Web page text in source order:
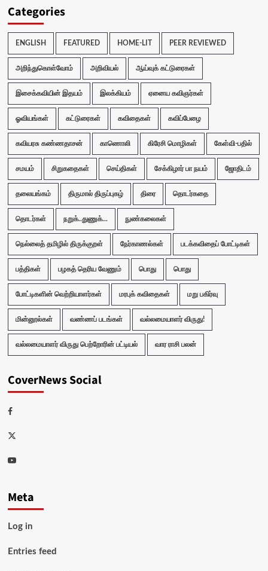
Categories
ENGLISH FEATURED HOME-LIT PEER REVIEWED
அறிந்துகொள்வோம் அறிவியல் ஆய்வுக் கட்டுரைகள்
இசைக்கவியின் இதயம் இலக்கியம் ஏனைய கவிஞர்கள்
ஓவியங்கள் கட்டுரைகள் கவிதைகள் கவிப்பேழை
கவியரசு கண்ணதாசன் காணொலி கிரேசி மொழிகள் கேள்வி-பதில்
சமயம் சிறுகதைகள் செய்திகள் சேக்கிழார் பா நயம் ஜோதிடம்
தலையங்கம் திருமால் திருப்புகழ் திரை தொடர்கதை
தொடர்கள் நறுக்..துணுக்... நுண்கலைகள்
நெல்லைத் தமிழில் திருக்குறள் நேர்காணல்கள் படக்கவிதைப் போட்டிகள்
பத்திகள் பழகத் தெரிய வேணும் பொது பொது
போட்டிகளின் வெற்றியாளர்கள் மரபுக் கவிதைகள் மறு பகிர்வு
மின்னூல்கள் வண்ணப் படங்கள் வல்லமையாளர் விருது!
வல்லமையாளர் விருது பெற்றோரின் பட்டியல் வார ராசி பலன்
CoverNews Social
Facebook
Twitter
Youtube
Meta
Log in
Entries feed